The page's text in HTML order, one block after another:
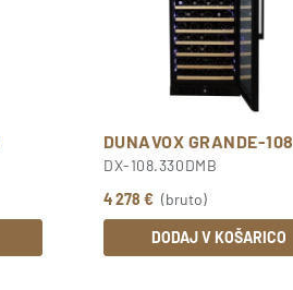
DUNAVOX GRANDE-108
DX-108.330DMB
4 278 € (bruto)
DODAJ V KOŠARICO